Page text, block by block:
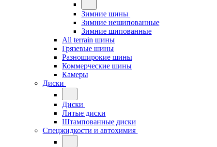
Зимние шины
Зимние нешипованные
Зимние шипованные
All terrain шины
Грязевые шины
Разноширокие шины
Коммерческие шины
Камеры
Диски
Диски
Литые диски
Штампованные диски
Спецжидкости и автохимия